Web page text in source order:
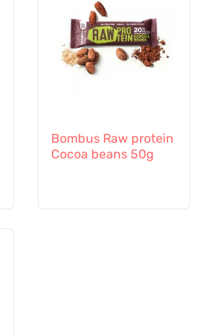
Bombus Raw protein
Cocoa beans 50g